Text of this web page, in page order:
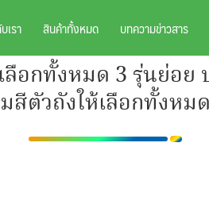
เรา สินค้าทั้งหมด บทความข่าวสาร
อกทั้งหมด 3 รุ่นย่อย
สีตัวถังให้เลือกทั้งหม